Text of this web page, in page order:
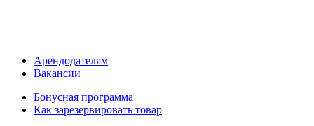
Арендодателям
Вакансии
Бонусная программа
Как зарезервировать товар